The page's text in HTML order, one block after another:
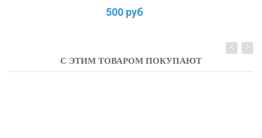
500 руб
С ЭТИМ ТОВАРОМ ПОКУПАЮТ